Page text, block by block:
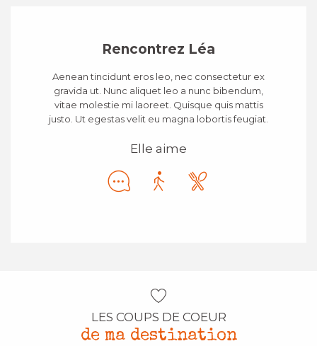
Rencontrez Léa
Aenean tincidunt eros leo, nec consectetur ex
gravida ut. Nunc aliquet leo a nunc bibendum,
vitae molestie mi laoreet. Quisque quis mattis
justo. Ut egestas velit eu magna lobortis feugiat.
Elle aime
LES COUPS DE COEUR
de ma destination